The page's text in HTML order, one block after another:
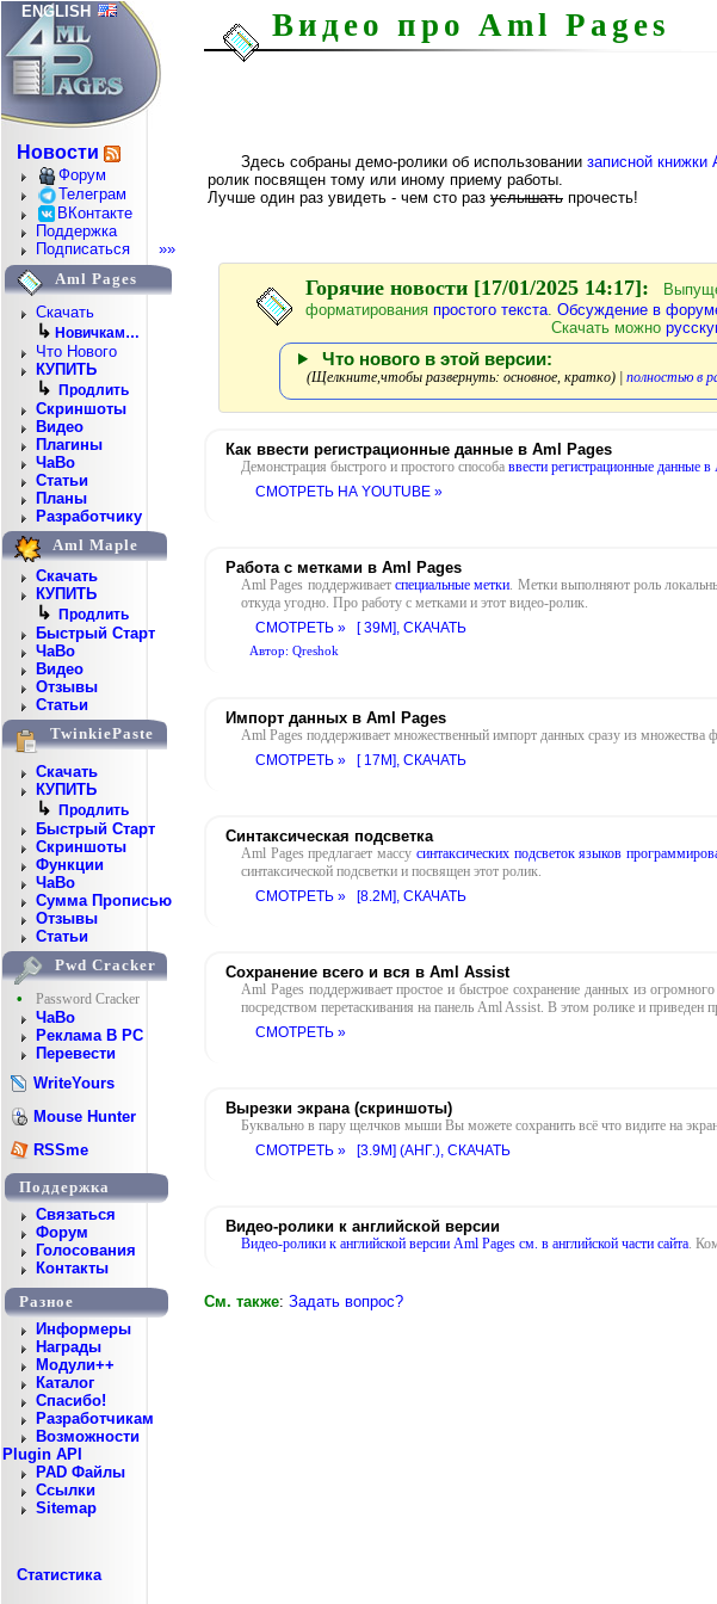
ENGLISH
Новости
Форум
Телеграм
ВКонтакте
Поддержка
Подписаться
»»
Aml Pages
Скачать
↳ Новичкам…
Что Нового
КУПИТЬ
↳ Продлить
Скриншоты
Видео
Плагины
ЧаВо
Статьи
Планы
Разработчику
Aml Maple
Скачать
КУПИТЬ
↳ Продлить
Быстрый Старт
ЧаВо
Видео
Отзывы
Статьи
TwinkiePaste
Скачать
КУПИТЬ
↳ Продлить
Быстрый Старт
Скриншоты
Функции
ЧаВо
Сумма Прописью
Отзывы
Статьи
Pwd Cracker
•
Password Cracker
ЧаВо
Реклама В PC
Перевести
WriteYours
Mouse Hunter
RSSme
Поддержка
Cвязаться
Форум
Голосования
Контакты
Разное
Информеры
Награды
Модули++
Каталог
Спасибо!
Разработчикам
Возможности
Plugin API
PAD Файлы
Ссылки
Sitemap
Статистика
Видео про Aml Pages
Здесь собраны демо-ролики об использовании записной книжки
ролик посвящен тому или иному приему работы.
Лучше один раз увидеть - чем сто раз услышать прочесть!
Горячие новости [17/01/2025 14:17]:
форматирования простого текста Обсуждение в
Скачать можно
Что нового в этой версии:
(Щелкните,чтобы развернуть: основное, кратко) | полностью в
Как ввести регистрационные данные в Aml Pages
Демонстрация быстрого и простого способа ввести регистрационные данные в
СМОТРЕТЬ НА YOUTUBE »
Работа с метками в Aml Pages
Aml Pages поддерживает специальные метки. Метки выполняют роль
откуда угодно. Про работу с метками и этот видео-ролик.
СМОТРЕТЬ »
[ 39M], СКАЧАТЬ
Автор: Qreshok
Импорт данных в Aml Pages
Aml Pages поддерживает множественный импорт данных сразу из
СМОТРЕТЬ »
[ 17M], СКАЧАТЬ
Синтаксическая подсветка
Aml Pages предлагает массу синтаксических подсветок языков
синтаксической подсветки и посвящен этот ролик.
СМОТРЕТЬ »
[8.2M], СКАЧАТЬ
Сохранение всего и вся в Aml Assist
Aml Pages поддерживает простое и быстрое сохранение данных из
посредством перетаскивания на панель Aml Assist. В этом ролике и приведен
СМОТРЕТЬ »
Вырезки экрана (скриншоты)
Буквально в пару щелчков мыши Вы можете сохранить всё что видите на
СМОТРЕТЬ »
[3.9M] (АНГ.), СКАЧАТЬ
Видео-ролики к английской версии
Видео-ролики к английской версии Aml Pages см. в английской части сайта.
См. также: Задать вопрос?